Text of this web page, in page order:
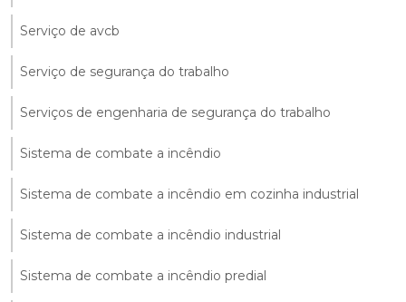
Serviço de avcb
Serviço de segurança do trabalho
Serviços de engenharia de segurança do trabalho
Sistema de combate a incêndio
Sistema de combate a incêndio em cozinha industrial
Sistema de combate a incêndio industrial
Sistema de combate a incêndio predial